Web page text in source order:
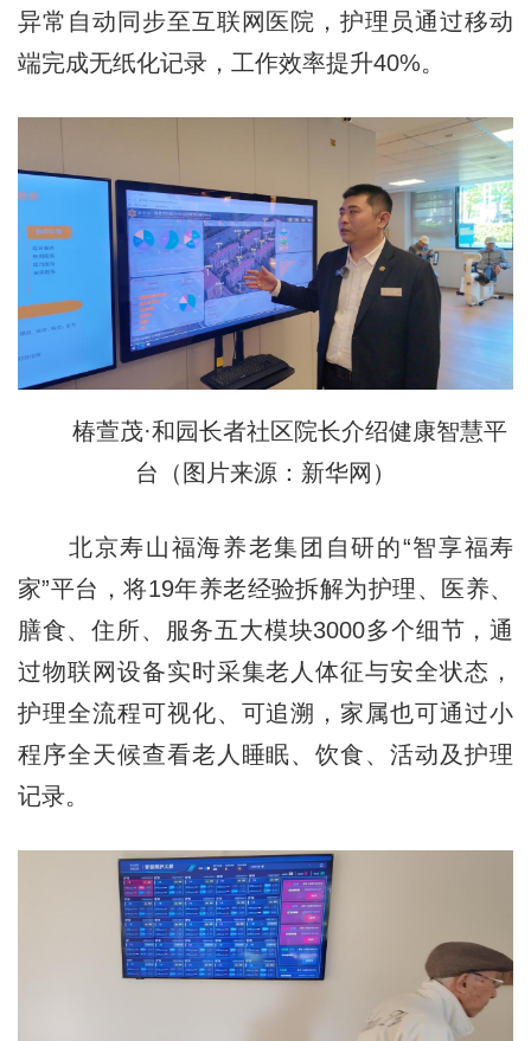
异常自动同步至互联网医院，护理员通过移动
端完成无纸化记录，工作效率提升40%。
椿萱茂·和园长者社区院长介绍健康智慧平
台（图片来源：新华网）
北京寿山福海养老集团自研的“智享福寿
家”平台，将19年养老经验拆解为护理、医养、
膳食、住所、服务五大模块3000多个细节，通
过物联网设备实时采集老人体征与安全状态，
护理全流程可视化、可追溯，家属也可通过小
程序全天候查看老人睡眠、饮食、活动及护理
记录。